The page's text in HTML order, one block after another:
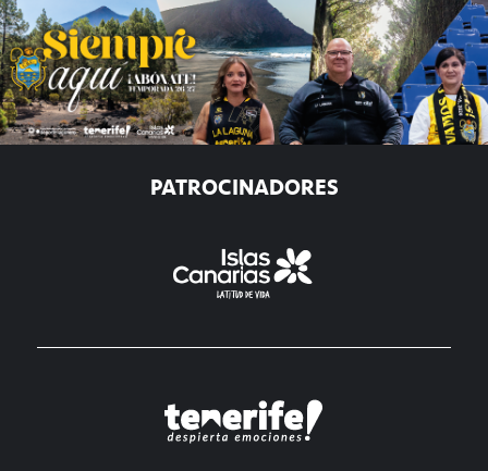
PATROCINADORES